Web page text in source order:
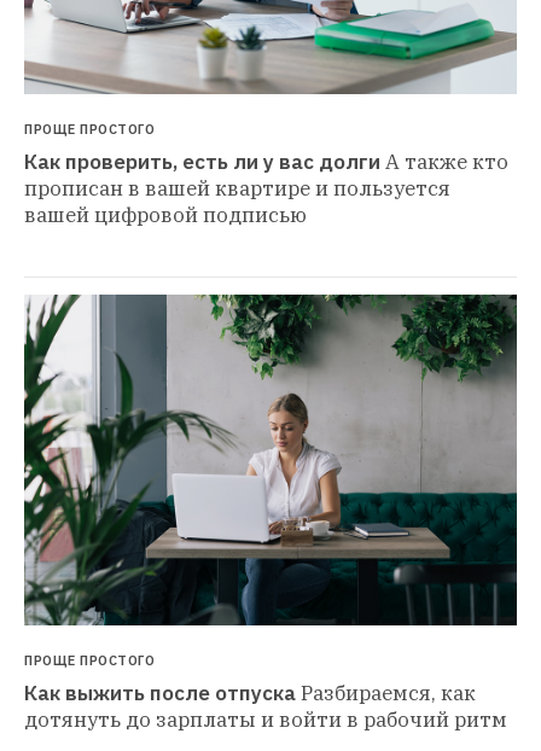
ПРОЩЕ ПРОСТОГО
Как проверить, есть ли у вас долги А также кто
прописан в вашей квартире и пользуется
вашей цифровой подписью
ПРОЩЕ ПРОСТОГО
Как выжить после отпускаРазбираемся, как
дотянуть до зарплаты и войти в рабочий ритм